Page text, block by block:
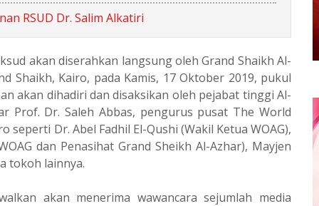
RSUD Dr. Salim Alkatiri
akan diserahkan langsung oleh Grand Shaikh Al-
Shaikh, Kairo, pada Kamis, 17 Oktober 2019, pukul
akan dihadiri dan disaksikan oleh pejabat tinggi Al-
Prof. Dr. Saleh Abbas, pengurus pusat The World
seperti Dr. Abel Fadhil El-Qushi (Wakil Ketua WOAG),
dan Penasihat Grand Sheikh Al-Azhar), Mayjen
tokoh lainnya.
akan menerima wawancara sejumlah media